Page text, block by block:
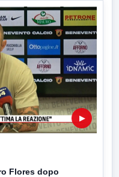
▶
Flores dopo